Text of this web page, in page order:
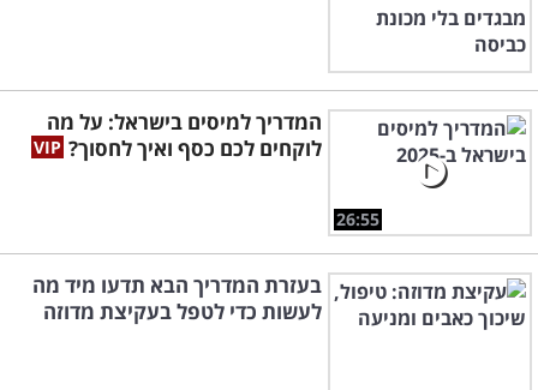
26:55
המדריך למיסים בישראל: על מה
לוקחים לכם כסף ואיך לחסוך?
בעזרת המדריך הבא תדעו מיד מה
לעשות כדי לטפל בעקיצת מדוזה